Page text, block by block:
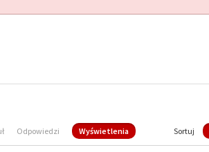
Odpowiedzi Wyświetlenia Sortuj